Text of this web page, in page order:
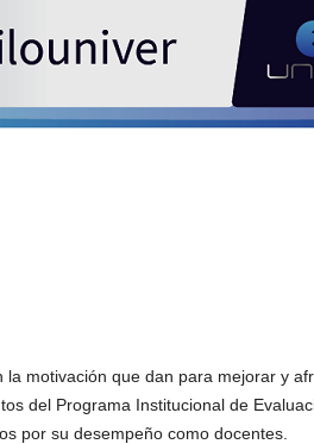
motivación que dan para mejorar y
del Programa Institucional de
por su desempeño como docentes.